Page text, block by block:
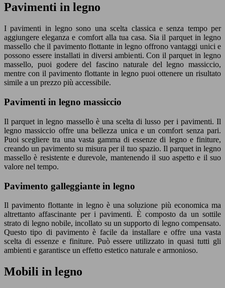
Pavimenti in legno
I pavimenti in legno sono una scelta classica e senza tempo per
aggiungere eleganza e comfort alla tua casa. Sia il parquet in legno
massello che il pavimento flottante in legno offrono vantaggi unici e
possono essere installati in diversi ambienti. Con il parquet in legno
massello, puoi godere del fascino naturale del legno massiccio,
mentre con il pavimento flottante in legno puoi ottenere un risultato
simile a un prezzo più accessibile.
Pavimenti in legno massiccio
Il parquet in legno massello è una scelta di lusso per i pavimenti. Il
legno massiccio offre una bellezza unica e un comfort senza pari.
Puoi scegliere tra una vasta gamma di essenze di legno e finiture,
creando un pavimento su misura per il tuo spazio. Il parquet in legno
massello è resistente e durevole, mantenendo il suo aspetto e il suo
valore nel tempo.
Pavimento galleggiante in legno
Il pavimento flottante in legno è una soluzione più economica ma
altrettanto affascinante per i pavimenti. È composto da un sottile
strato di legno nobile, incollato su un supporto di legno compensato.
Questo tipo di pavimento è facile da installare e offre una vasta
scelta di essenze e finiture. Può essere utilizzato in quasi tutti gli
ambienti e garantisce un effetto estetico naturale e armonioso.
Mobili in legno